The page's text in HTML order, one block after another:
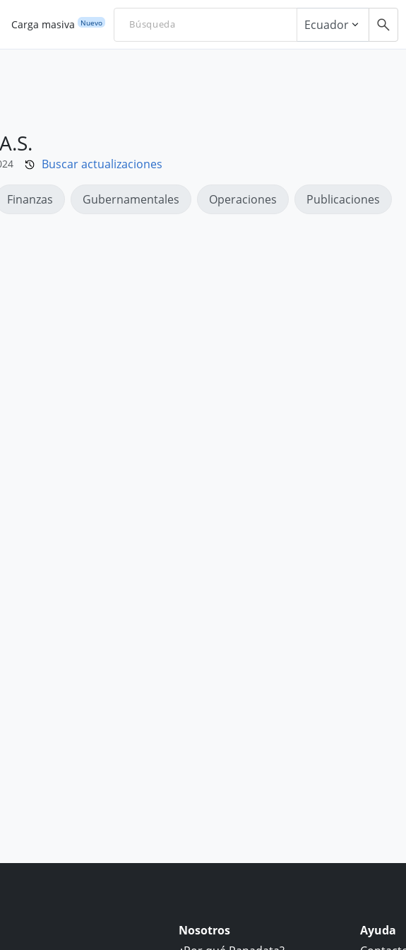
Carga masiva Nuevo Ecuador
Buscar actualizaciones
Finanzas Gubernamentales Operaciones Publicaciones
Nosotros
Ayuda